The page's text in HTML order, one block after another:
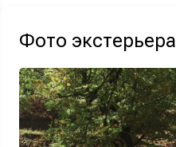
Фото экстерьера